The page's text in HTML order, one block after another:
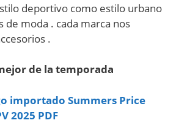
deportivo como estilo urbano
de moda . cada marca nos
.
de la temporada
importado Summers Price
2025 PDF